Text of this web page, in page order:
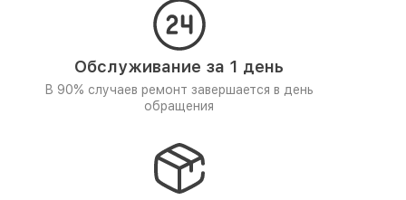
Обслуживание за 1 день
В 90% случаев ремонт завершается в день
обращения